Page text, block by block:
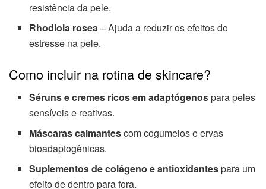
resistência da pele.
Rhodiola rosea– Ajuda a reduzir os efeitos do
estresse na pele.
Como incluir na rotina de skincare?
Séruns e cremes ricos em adaptógenospara peles
sensíveis e reativas.
Máscaras calmantescom cogumelos e ervas
bioadaptogênicas.
Suplementos de colágeno e antioxidantespara um
efeito de dentro para fora.